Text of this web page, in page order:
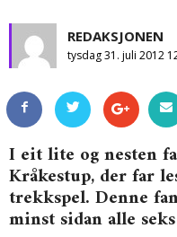
REDAKSJONEN
tysdag 31. juli 2012
I eit lite og nesten
Kråkestup, der far
trekkspel. Denne
minst sidan alle